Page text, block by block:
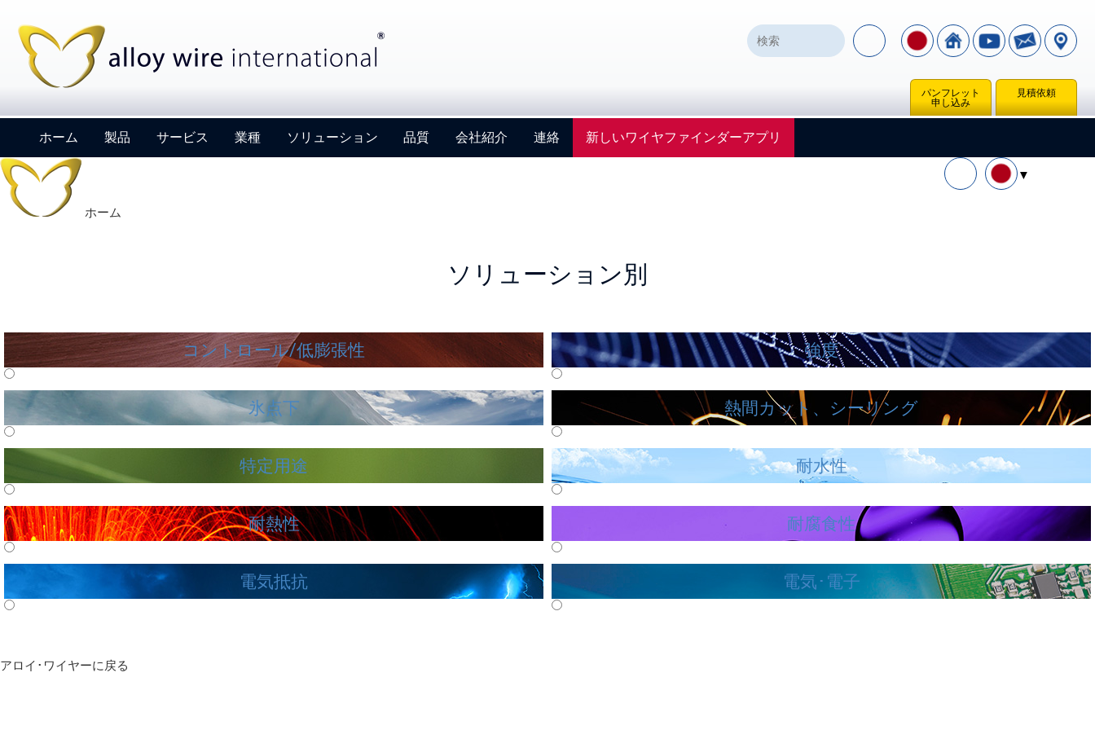
見積依頼
パンフレット
申し込み
ホーム 製品 サービス 業種 ソリューション 品質 会社紹介 連絡 新しいワイヤファインダーアプリ
ホーム
ソリューション別
コントロール/低膨張性 強度
氷点下 熱間カット、シーリング
特定用途 耐水性
耐熱性 耐腐食性
電気抵抗 電気･電子
アロイ･ワイヤーに戻る